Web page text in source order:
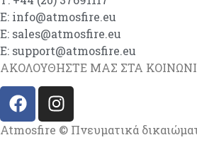
E: info@atmosfire.eu
E: sales@atmosfire.eu
E: support@atmosfire.eu
ΑΚΟΛΟΥΘΗΣΤΕ ΜΑΣ ΣΤΑ
Atmosfire © Πνευματικά